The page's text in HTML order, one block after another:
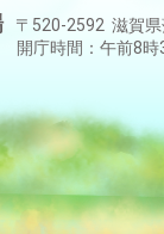
〒520-2592 滋賀
開庁時間：午前8